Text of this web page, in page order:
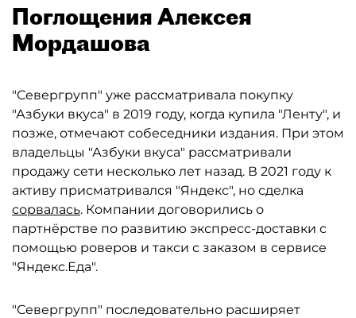
Поглощения Алексея
Мордашова
"Севергрупп" уже рассматривала покупку
"Азбуки вкуса" в 2019 году, когда купила "Ленту", и
позже, отмечают собеседники издания. При этом
владельцы "Азбуки вкуса" рассматривали
продажу сети несколько лет назад. В 2021 году к
активу присматривался "Яндекс", но сделка
сорвалась. Компании договорились о
партнёрстве по развитию экспресс-доставки с
помощью роверов и такси с заказом в сервисе
"Яндекс.Еда".
"Севергрупп" последовательно расширяет